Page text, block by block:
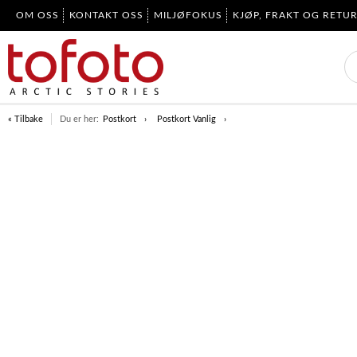
OM OSS KONTAKT OSS MILJØFOKUS KJØP, FRAKT OG RETUR
« Tilbake Du er her: Postkort Postkort Vanlig